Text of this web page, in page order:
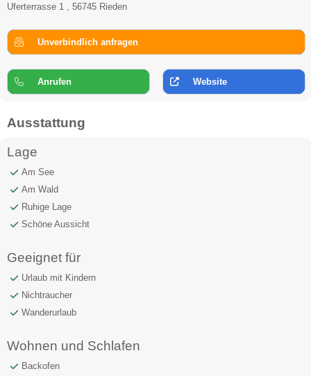
Uferterrasse 1 , 56745 Rieden
Unverbindlich anfragen
Anrufen Website
Ausstattung
Lage
Am See
Am Wald
Ruhige Lage
Schöne Aussicht
Geeignet für
Urlaub mit Kindern
Nichtraucher
Wanderurlaub
Wohnen und Schlafen
Backofen